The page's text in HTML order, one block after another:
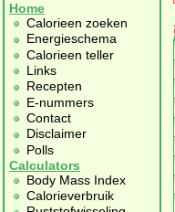
Home
Calorieen zoeken
Energieschema
Calorieen teller
Links
Recepten
E-nummers
Contact
Disclaimer
Polls
Calculators
Body Mass Index
Calorieverbruik